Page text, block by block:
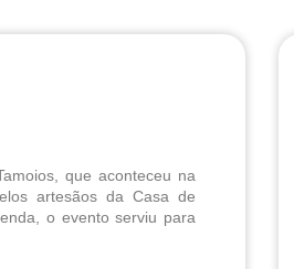
que aconteceu na
artesãos da Casa de
o evento serviu para